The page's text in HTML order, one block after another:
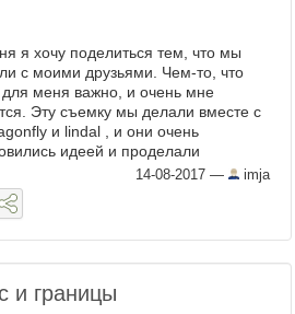
я хочу поделиться тем, что мы
с моими друзьями. Чем-то, что
для меня важно, и очень мне
Эту съемку мы делали вместе с
и lindal , и они очень
идеей и проделали
работу: мы вместе из
сделали ...
14-08-2017 — imja
и границы